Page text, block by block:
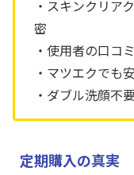
・スキンクリア
密
・使用者の口コ
・マツエクでも
・ダブル洗顔不
定期購入の真実